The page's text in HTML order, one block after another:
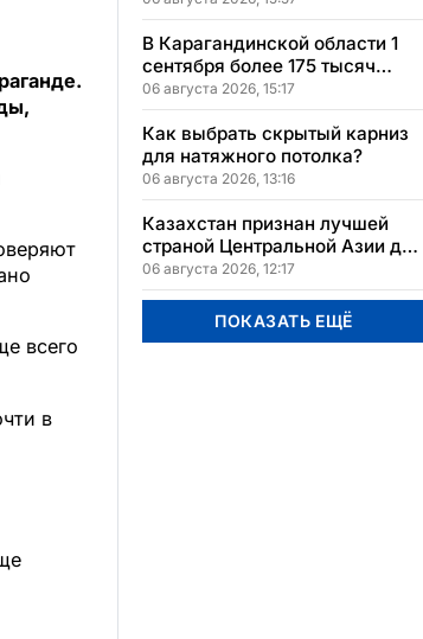
всего
в
правильно им помогать
В Карагандинской области 1
сентября более 175 тысяч
школьников начнут учебный
год
06 августа 2026, 15:17
Как выбрать скрытый карниз
для натяжного потолка?
06 августа 2026, 13:16
Казахстан признан лучшей
страной Центральной Азии для
переезда
06 августа 2026, 12:17
ПОКАЗАТЬ ЕЩЁ